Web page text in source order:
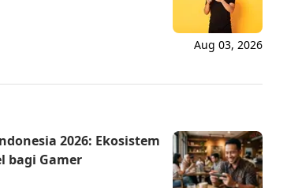
Aug 03, 2026
2026: Ekosistem
bagi Gamer